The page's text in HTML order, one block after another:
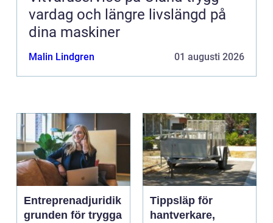
vardag och längre livslängd på
dina maskiner
Malin Lindgren 01 augusti 2026
Entreprenadjuridik
grunden för trygga
Tippsläp för
hantverkare,